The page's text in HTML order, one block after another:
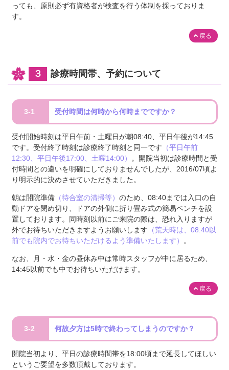
っても、原則必ず有資格者が検査を行う体制を採っておりま
す。
戻る
３ 診療時間帯、予約について
3-1 受付時間は何時から何時までですか？
受付開始時刻は平日午前・土曜日が朝08:40、平日午後が14:45
です。受付終了時刻は診療終了時刻と同一です （平日午前
12:30、平日午後17:00、土曜14:00）
。開院当初は診療時間と受
付時間との違いを明確にしておりませんでしたが、2016/07頃よ
り明示的に決めさせていただきました。
朝は開院準備（待合室の清掃等） のため、08:40までは入口の自
動ドアを閉め切り、ドアの外側に折り畳み式の簡易ベンチを設
置しております。同時刻以前にご来院の際は、恐れ入りますが
外でお待ちいただきますようお願いします （荒天時は、08:40以
前でも院内でお待ちいただけるよう準備いたします）
。
なお、月・水・金の昼休み中は常時スタッフが中に居るため、
14:45以前でも中でお待ちいただけます。
戻る
3-2 何故夕方は5時で終わってしまうのですか？
開院当初より、平日の診療時間帯を18:00頃まで延長してほしい
というご要望を多数頂戴しております。